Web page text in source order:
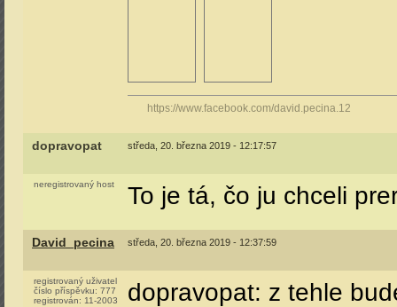
https://www.facebook.com/david.pecina.12
dopravopat středa, 20. března 2019 - 12:17:57
neregistrovaný host To je tá, čo ju chceli
David_pecina středa, 20. března 2019 - 12:37:59
registrovaný uživatel
číslo příspěvku: 777
registrován: 11-2003 dopravopat: z tehle